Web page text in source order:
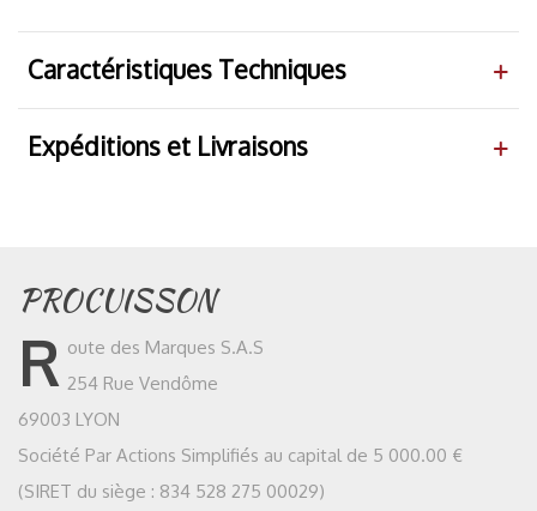
Caractéristiques Techniques
Expéditions et Livraisons
PROCUISSON
R oute des Marques S.A.S
254 Rue Vendôme
69003 LYON
Société Par Actions Simplifiés au capital de 5 000.00 €
(SIRET du siège : 834 528 275 00029)